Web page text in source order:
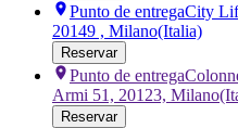
Punto de entregaCity
20149 , Milano(Italia)
Reservar
Punto de entrega
Armi 51, 20123, Milano
Reservar